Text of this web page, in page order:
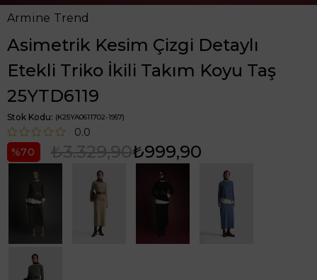
Armine Trend
Asimetrik Kesim Çizgi Detaylı
Etekli Triko İkili Takım Koyu Taş
25YTD6119
Stok Kodu (K25YA0611702-1957)
0.0
70
₺3.329,90₺999,90